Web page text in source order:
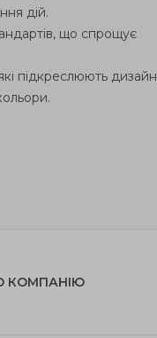
дій.
що спрощує
підкреслюють дизайн
КОМПАНІЮ